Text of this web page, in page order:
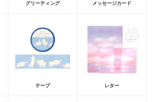
グリーティング メッセージカード
テープ レター